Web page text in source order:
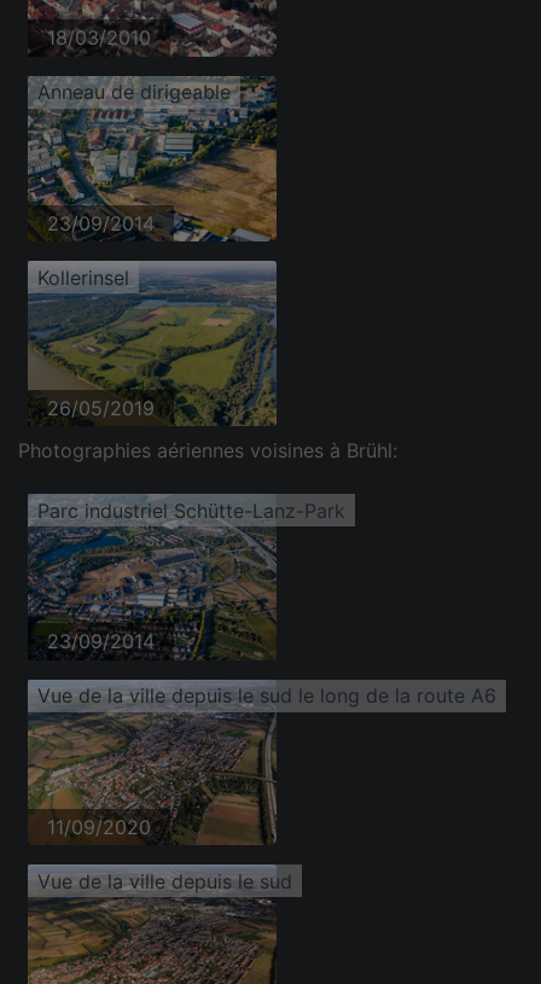
18/03/2010
Anneau de dirigeable
23/09/2014
Kollerinsel
26/05/2019
Photographies aériennes voisines à Brühl:
Parc industriel Schütte-Lanz-Park
23/09/2014
Vue de la ville depuis le sud le long de la route A6
11/09/2020
Vue de la ville depuis le sud